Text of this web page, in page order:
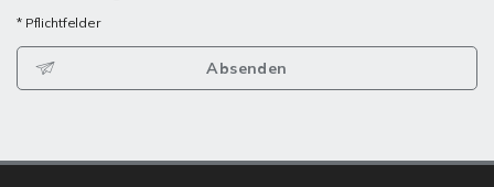
* Pflichtfelder
Absenden